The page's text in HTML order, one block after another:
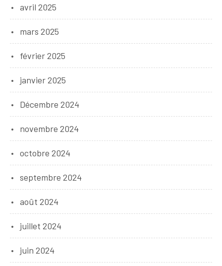
avril 2025
mars 2025
février 2025
janvier 2025
Décembre 2024
novembre 2024
octobre 2024
septembre 2024
août 2024
juillet 2024
juin 2024